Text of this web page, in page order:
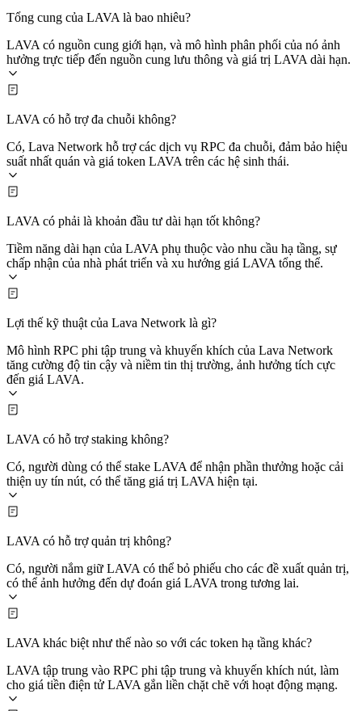
Tổng cung của LAVA là bao nhiêu?
LAVA có nguồn cung giới hạn, và mô hình phân phối của nó ảnh
hưởng trực tiếp đến nguồn cung lưu thông và giá trị LAVA dài hạn.
LAVA có hỗ trợ đa chuỗi không?
Có, Lava Network hỗ trợ các dịch vụ RPC đa chuỗi, đảm bảo hiệu
suất nhất quán và giá token LAVA trên các hệ sinh thái.
LAVA có phải là khoản đầu tư dài hạn tốt không?
Tiềm năng dài hạn của LAVA phụ thuộc vào nhu cầu hạ tầng, sự
chấp nhận của nhà phát triển và xu hướng giá LAVA tổng thể.
Lợi thế kỹ thuật của Lava Network là gì?
Mô hình RPC phi tập trung và khuyến khích của Lava Network
tăng cường độ tin cậy và niềm tin thị trường, ảnh hưởng tích cực
đến giá LAVA.
LAVA có hỗ trợ staking không?
Có, người dùng có thể stake LAVA để nhận phần thưởng hoặc cải
thiện uy tín nút, có thể tăng giá trị LAVA hiện tại.
LAVA có hỗ trợ quản trị không?
Có, người nắm giữ LAVA có thể bỏ phiếu cho các đề xuất quản trị,
có thể ảnh hưởng đến dự đoán giá LAVA trong tương lai.
LAVA khác biệt như thế nào so với các token hạ tầng khác?
LAVA tập trung vào RPC phi tập trung và khuyến khích nút, làm
cho giá tiền điện tử LAVA gắn liền chặt chẽ với hoạt động mạng.